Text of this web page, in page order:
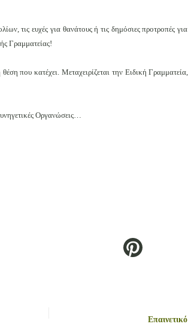
τις ευχές για θανάτους ή τις δημόσιες προτροπές
Γραμματείας!
που κατέχει. Μεταχειρίζεται την Ειδική
Οργανώσεις…